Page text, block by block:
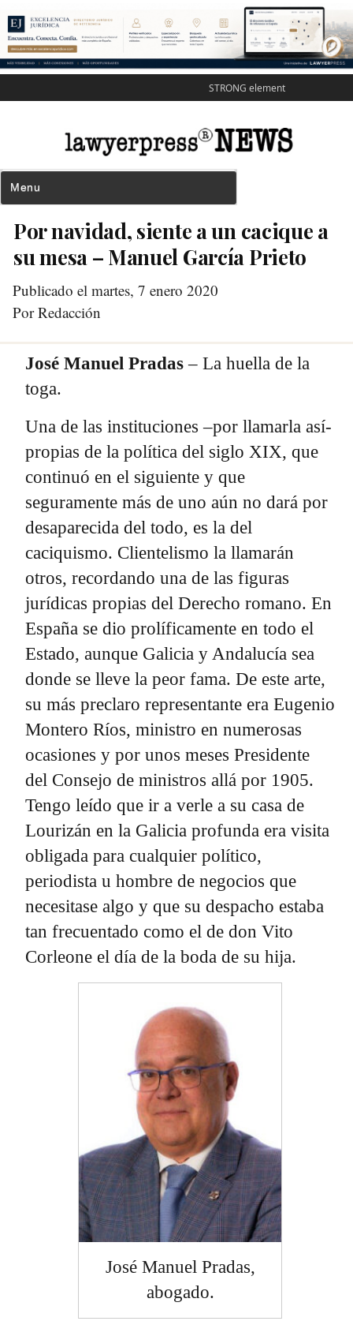
STRONG element
Por navidad, siente a un cacique a
su mesa – Manuel García Prieto
Publicado el martes, 7 enero 2020
Por Redacción
José Manuel Pradas – La huella de la
toga.
Una de las instituciones –por llamarla así-
propias de la política del siglo XIX, que
continuó en el siguiente y que
seguramente más de uno aún no dará por
desaparecida del todo, es la del
caciquismo. Clientelismo la llamarán
otros, recordando una de las figuras
jurídicas propias del Derecho romano. En
España se dio prolíficamente en todo el
Estado, aunque Galicia y Andalucía sea
donde se lleve la peor fama. De este arte,
su más preclaro representante era Eugenio
Montero Ríos, ministro en numerosas
ocasiones y por unos meses Presidente
del Consejo de ministros allá por 1905.
Tengo leído que ir a verle a su casa de
Lourizán en la Galicia profunda era visita
obligada para cualquier político,
periodista u hombre de negocios que
necesitase algo y que su despacho estaba
tan frecuentado como el de don Vito
Corleone el día de la boda de su hija.
José Manuel Pradas,
abogado.